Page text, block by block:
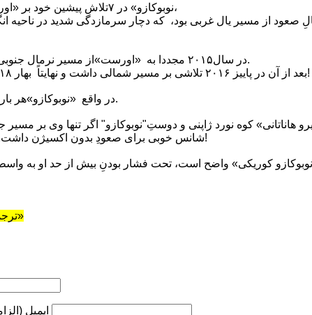
«نوبوکازو» در ٧تلاش پیشین خود بر «اورست»،۶تلاش در پاییز داشت،
٢٠١٢،به دنبالِ صعود از مسیر یال غربی بود، که دچار سرمازدگی شدید در
در سال٢٠١۵ مجددا به «اورست»از مسیر نرمال جنوبی و به صورت انفرادی بازگشت.
بعد از آن در پاییز ٢٠١۶ تلاشی بر مسیر شمالی داشت و نهایتاً بهار ٢٠١٨ تلاش بر مسیر جنوب غربی!
در واقع «نوبوکازو»هر بار فقط آرزوهایش را افزایش داد.
هاناتانی» کوه نورد ژاپنی و دوستِ"نوبوکازو" اگر تنها وی بر
شانس خوبی برای صعودِ بدون اکسیژن داشت... البته به صورت انفرادی، خیر!
کوریکی» واضح است، تحت فشار بودنِ بیش از حد او به
*ترجمه‌وتنظیم:تحریریه«کوه‌نوشت»
ایمیل